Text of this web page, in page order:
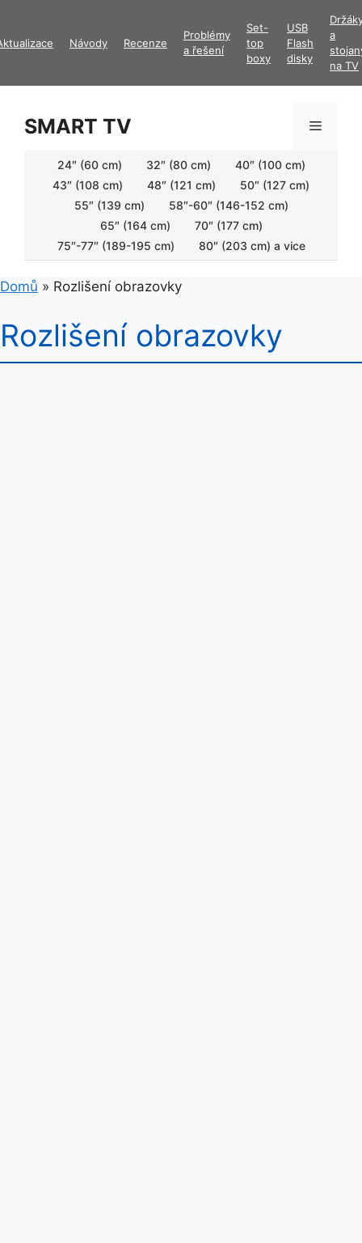
obsah
Návody Recenze
Problémy
a řešení
Set-
top
boxy
USB
Flash
disky
a
na TV
SMART TV Menu
24″ (60 cm) 32″ (80 cm)
40″ (100 cm)
43″ (108 cm)
48″ (121 cm)
50″ (127 cm)
55″ (139 cm)
58″-60″ (146-152 cm)
65″ (164 cm)
70″ (177 cm)
75″-77″ (189-195 cm)
80″ (203 cm) a vice
Domů » Rozlišení obrazovky
Rozlišení obrazovky